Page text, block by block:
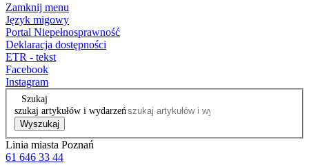
Zamknij menu
Język migowy
Portal Niepełnosprawność
Deklaracja dostępności
ETR - tekst
Facebook
Instagram
Szukaj
szukaj artykułów i wydarzeń
Wyszukaj
Linia miasta Poznań
61 646 33 44